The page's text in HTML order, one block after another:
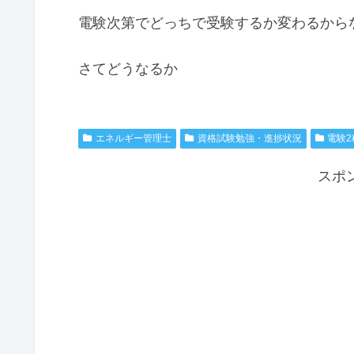
電験次第でどっちで受験するか変わるから
さてどうなるか
エネルギー管理士 資格試験勉強・進捗状況 電験2
スポ